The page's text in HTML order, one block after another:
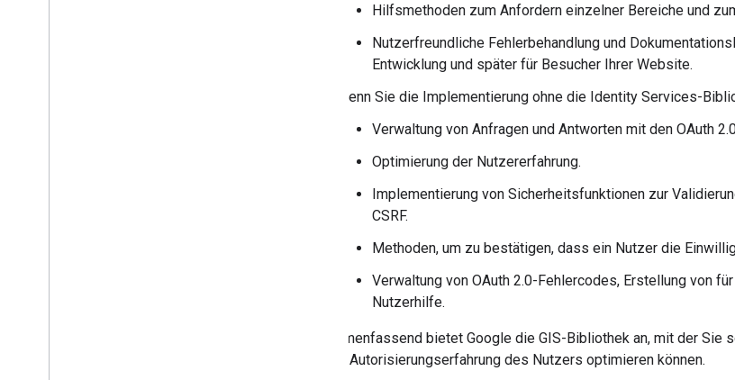
Hilfsmethoden zum Anfordern einzelner Bereiche und
Nutzerfreundliche Fehlerbehandlung und
Entwicklung und später für Besucher Ihrer Website.
Wenn Sie die Implementierung ohne die Identity Services-
Verwaltung von Anfragen und Antworten mit den OAuth
Optimierung der Nutzererfahrung.
Implementierung von Sicherheitsfunktionen zur
CSRF.
Methoden, um zu bestätigen, dass ein Nutzer die
Verwaltung von OAuth 2.0-Fehlercodes, Erstellung von
Nutzerhilfe.
Zusammenfassend bietet Google die GIS-Bibliothek an, mit der
und die Autorisierungserfahrung des Nutzers optimieren können.